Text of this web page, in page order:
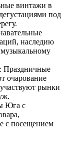
винтажи в
под
наследию
: Праздничные
очарование
рынки
Юга с
с посещением